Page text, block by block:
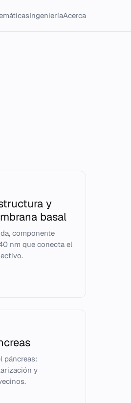
IngenieríaAcerca
y
basal
componente
nm que conecta el
páncreas:
y